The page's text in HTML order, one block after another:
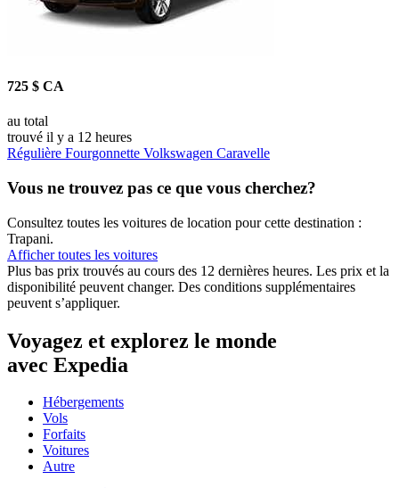
725 $ CA
au total
trouvé il y a 12 heures
Régulière Fourgonnette Volkswagen Caravelle
Vous ne trouvez pas ce que vous cherchez?
Consultez toutes les voitures de location pour cette destination :
Trapani.
Afficher toutes les voitures
Plus bas prix trouvés au cours des 12 dernières heures. Les prix et la
disponibilité peuvent changer. Des conditions supplémentaires
peuvent s’appliquer.
Voyagez et explorez le monde
avec Expedia
Hébergements
Vols
Forfaits
Voitures
Autre